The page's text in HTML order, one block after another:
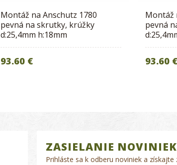
Montáž na Anschutz 1780
pevná na skrutky, krúžky
d:25,4mm h:18mm
93.60 €
Montáž
pevná
93.60 €
ZASIELANIE NOVINIEK
Prihláste sa k odberu noviniek a získajte